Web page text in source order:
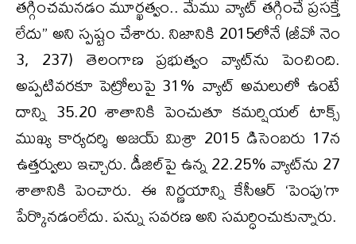
తగ్గించమనడం మూర్ఖత్వం.. మేము వ్యాట్ తగ్గించే ప్రసక్తే
లేదు” అని స్పష్టం చేశారు. నిజానికి 2015లోనే (జీవో నెం
3, 237) తెలంగాణ ప్రభుత్వం వ్యాట్‌ను పెంచింది.
అప్పటివరకూ పెట్రోలుపై 31% వ్యాట్ అమలులో ఉంటే
దాన్ని 35.20 శాతానికి పెంచుతూ కమర్షియల్ టాక్స్
ముఖ్య కార్యదర్శి అజయ్ మిశ్రా 2015 డిసెంబరు 17న
ఉత్తర్వులు ఇచ్చారు. డీజిల్‌పై ఉన్న 22.25% వ్యాట్‌ను 27
శాతానికి పెంచారు. ఈ నిర్ణయాన్ని కేసీఆర్ ‘పెంపు’గా
పేర్కొనడంలేదు. పన్ను సవరణ అని సమర్ధించుకున్నారు.